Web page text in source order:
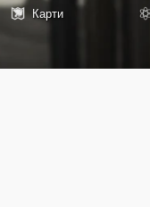
Карти